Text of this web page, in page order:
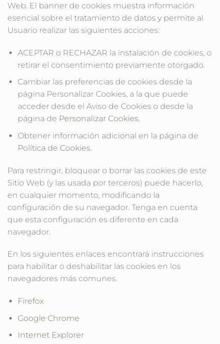
Web. El banner de cookies muestra información
esencial sobre el tratamiento de datos y permite al
Usuario realizar las siguientes acciones:
ACEPTAR o RECHAZAR la instalación de cookies, o
retirar el consentimiento previamente otorgado.
Cambiar las preferencias de cookies desde la
página Personalizar Cookies, a la que puede
acceder desde el Aviso de Cookies o desde la
página de Personalizar Cookies.
Obtener información adicional en la página de
Política de Cookies.
Para restringir, bloquear o borrar las cookies de este
Sitio Web (y las usada por terceros) puede hacerlo,
en cualquier momento, modificando la
configuración de su navegador. Tenga en cuenta
que esta configuración es diferente en cada
navegador.
En los siguientes enlaces encontrará instrucciones
para habilitar o deshabilitar las cookies en los
navegadores más comunes.
Firefox
Google Chrome
Internet Explorer